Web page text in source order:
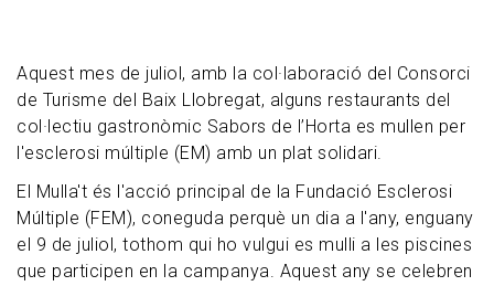
Aquest mes de juliol, amb la col·laboració del Consorci
de Turisme del Baix Llobregat, alguns restaurants del
col·lectiu gastronòmic Sabors de l’Horta es mullen per
l'esclerosi múltiple (EM) amb un plat solidari.
El Mulla't és l'acció principal de la Fundació Esclerosi
Múltiple (FEM), coneguda perquè un dia a l'any, enguany
el 9 de juliol, tothom qui ho vulgui es mulli a les piscines
que participen en la campanya. Aquest any se celebren